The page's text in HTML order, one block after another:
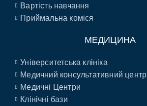
Вартість навчання
Приймальна коміся
МЕДИЦИНА
Університетська клініка
Медичний консультативний центр
Медичні Центри
Клінічні бази